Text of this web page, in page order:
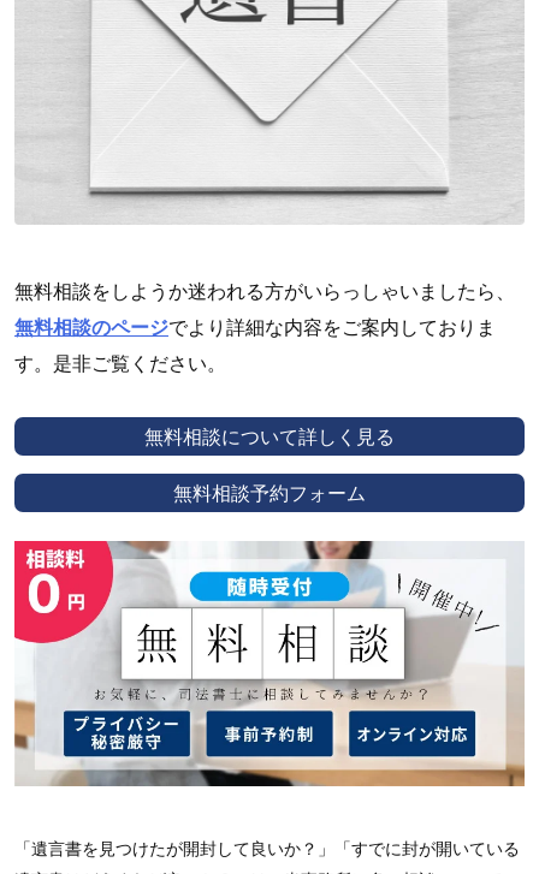
無料相談をしようか迷われる方がいらっしゃいましたら、
無料相談のページでより詳細な内容をご案内しておりま
す。是非ご覧ください。
無料相談について詳しく見る
無料相談予約フォーム
「遺言書を見つけたが開封して良いか？」「すでに封が開いている